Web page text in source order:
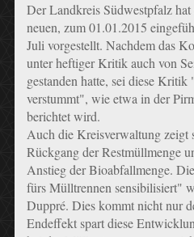
Der Landkreis Südwestpfalz
neuen, zum 01.01.2015
Juli vorgestellt. Nachdem das
unter heftiger Kritik auch von
gestanden hatte, sei diese
verstummt", wie etwa in der
berichtet wird.
Auch die Kreisverwaltung zeigt
Rückgang der Restmüllmenge
Anstieg der Bioabfallmenge.
fürs Mülltrennen sensibilisiert"
Duppré. Dies kommt nicht nur
Endeffekt spart diese